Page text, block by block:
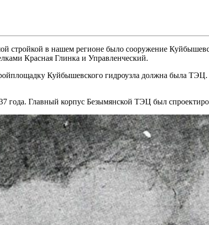
стройкой в нашем регионе было сооружение
Красная Глинка и Управленческий.
Куйбышевского гидроузла должна была
года. Главный корпус Безымянской ТЭЦ был